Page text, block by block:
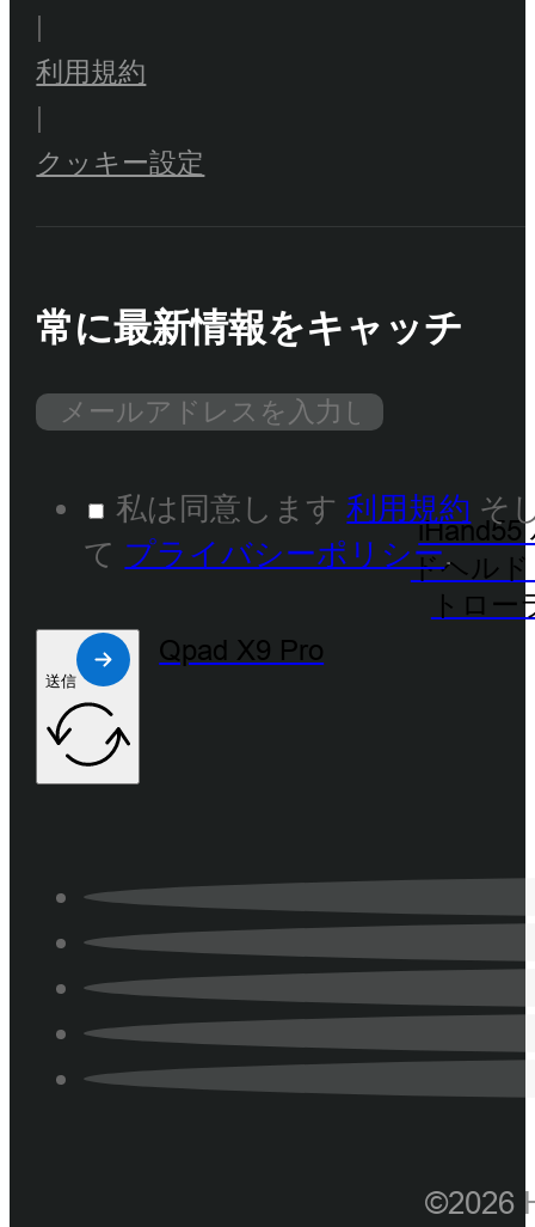
Qpad X9 Pro
iHand55
ドヘル
トロー
利用規約
クッキー設定
常に最新情報をキャッチ
私は同意します利用規約 そ
て プライバシーポリシー.
送信
©2026